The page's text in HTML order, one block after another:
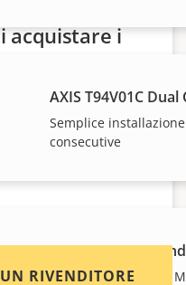
AXIS T94V01C
Semplice
consecutive
AXIS TP3103-E
Per telecamere AXIS
acquistare i
integratori di
di
sistemi Axis.
RIVENDITORE